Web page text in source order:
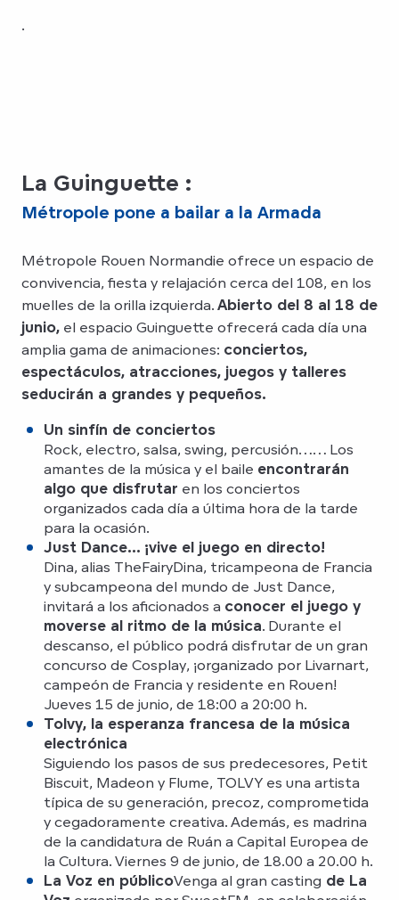
.
La Guinguette :
Métropole pone a bailar a la Armada
Métropole Rouen Normandie ofrece un espacio de
convivencia, fiesta y relajación cerca del 108, en los
muelles de la orilla izquierda. Abierto del 8 al 18 de
junio, el espacio Guinguette ofrecerá cada día una
amplia gama de animaciones: conciertos,
espectáculos, atracciones, juegos y talleres
seducirán a grandes y pequeños.
Un sinfín de conciertos
Rock, electro, salsa, swing, percusión…… Los
amantes de la música y el baile encontrarán
algo que disfrutar en los conciertos
organizados cada día a última hora de la tarde
para la ocasión.
Just Dance… ¡vive el juego en directo!
Dina, alias TheFairyDina, tricampeona de Francia
y subcampeona del mundo de Just Dance,
invitará a los aficionados a conocer el juego y
moverse al ritmo de la música. Durante el
descanso, el público podrá disfrutar de un gran
concurso de Cosplay, ¡organizado por Livarnart,
campeón de Francia y residente en Rouen!
Jueves 15 de junio, de 18:00 a 20:00 h.
Tolvy, la esperanza francesa de la música
electrónica
Siguiendo los pasos de sus predecesores, Petit
Biscuit, Madeon y Flume, TOLVY es una artista
típica de su generación, precoz, comprometida
y cegadoramente creativa. Además, es madrina
de la candidatura de Ruán a Capital Europea de
la Cultura. Viernes 9 de junio, de 18.00 a 20.00 h.
La Voz en públicoVenga al gran casting de La